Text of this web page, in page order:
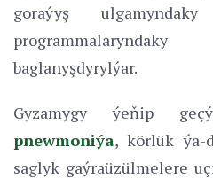
goraýyş
baglanyşdyrylýar.
Gyzamygy ýeňip
pnewmoniýa, körlük ýa-
saglyk gaýraüzülmelere